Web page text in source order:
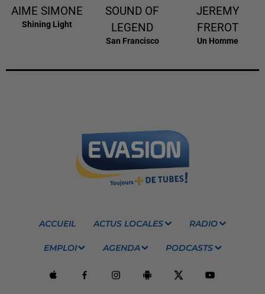
AIME SIMONE
Shining Light
SOUND OF
LEGEND
San Francisco
JEREMY
FREROT
Un Homme
ACCUEIL ACTUS LOCALES RADIO
EMPLOI AGENDA PODCASTS